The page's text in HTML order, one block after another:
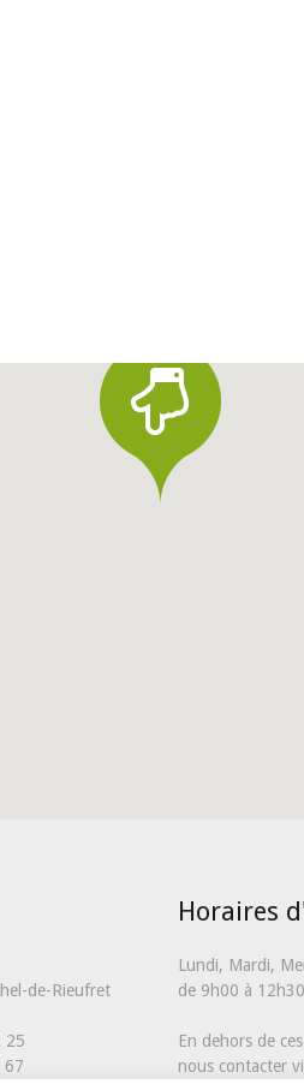
de-Rieufret
25
67
Horaires
Lundi, Mardi,
de 9h00 à
En dehors de
nous contacter